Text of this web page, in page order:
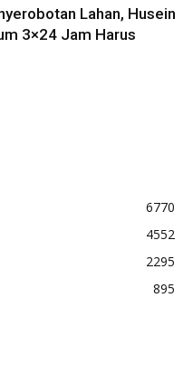
Lahan, Husein
3×24 Jam Harus
6770
4552
2295
895